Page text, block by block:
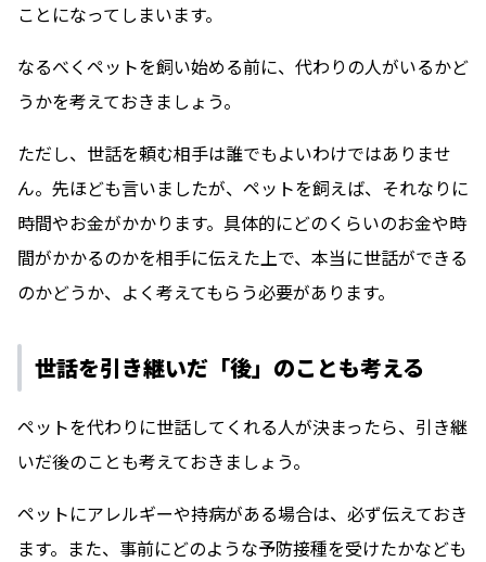
ことになってしまいます。
なるべくペットを飼い始める前に、代わりの人がいるかど
うかを考えておきましょう。
ただし、世話を頼む相手は誰でもよいわけではありませ
ん。先ほども言いましたが、ペットを飼えば、それなりに
時間やお金がかかります。具体的にどのくらいのお金や時
間がかかるのかを相手に伝えた上で、本当に世話ができる
のかどうか、よく考えてもらう必要があります。
世話を引き継いだ「後」のことも考える
ペットを代わりに世話してくれる人が決まったら、引き継
いだ後のことも考えておきましょう。
ペットにアレルギーや持病がある場合は、必ず伝えておき
ます。また、事前にどのような予防接種を受けたかなども